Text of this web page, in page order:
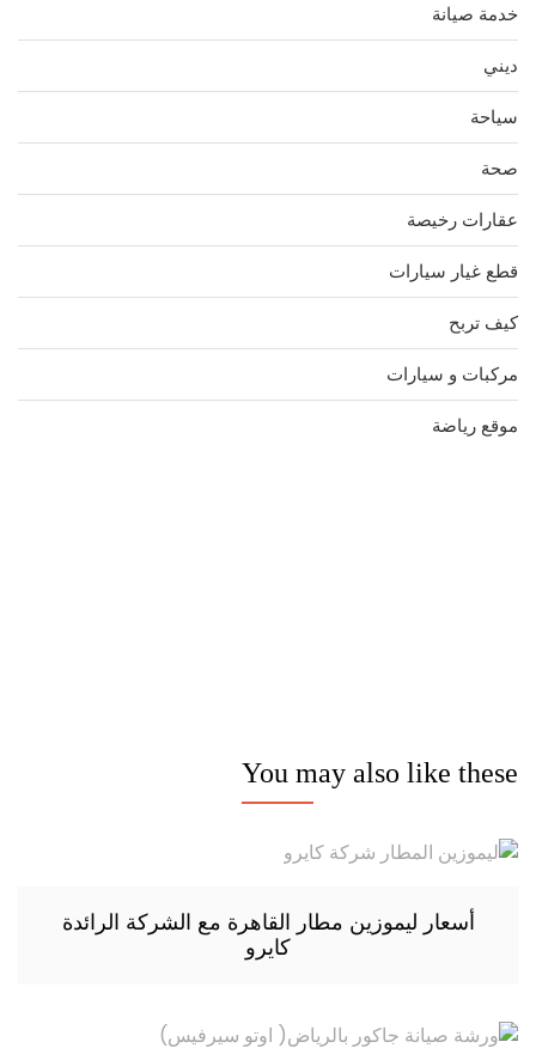
خدمة صيانة
ديني
سياحة
صحة
عقارات رخيصة
قطع غيار سيارات
كيف تربح
مركبات و سيارات
موقع رياضة
You may also like these
أسعار ليموزين مطار القاهرة مع الشركة الرائدة
كايرو